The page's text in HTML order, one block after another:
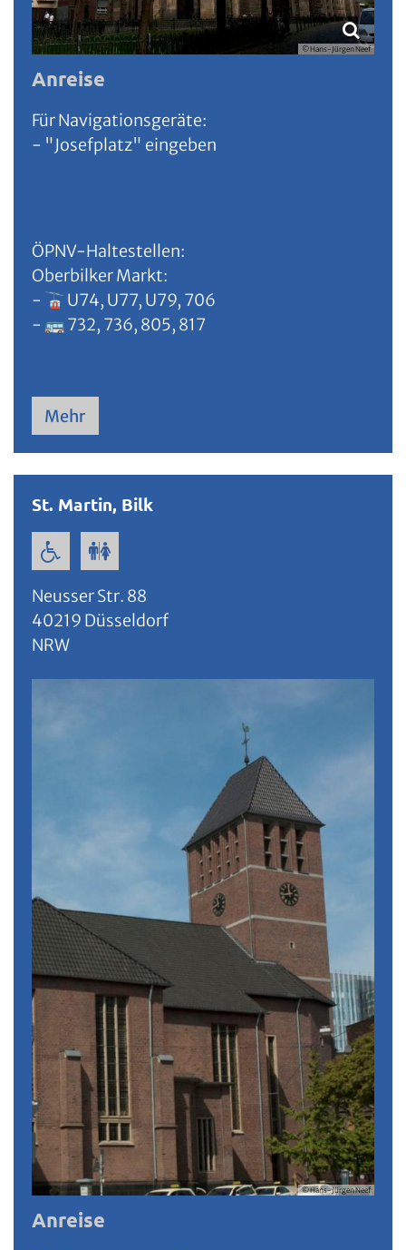
© Hans-Jürgen Neef
Anreise
Für Navigationsgeräte:
- "Josefplatz" eingeben
ÖPNV-Haltestellen:
Oberbilker Markt:
- 🚡 U74, U77, U79, 706
- 🚌 732, 736, 805, 817
Mehr
St. Martin, Bilk
Neusser Str. 88
40219 Düsseldorf
NRW
© Hans-Jürgen Neef
Anreise